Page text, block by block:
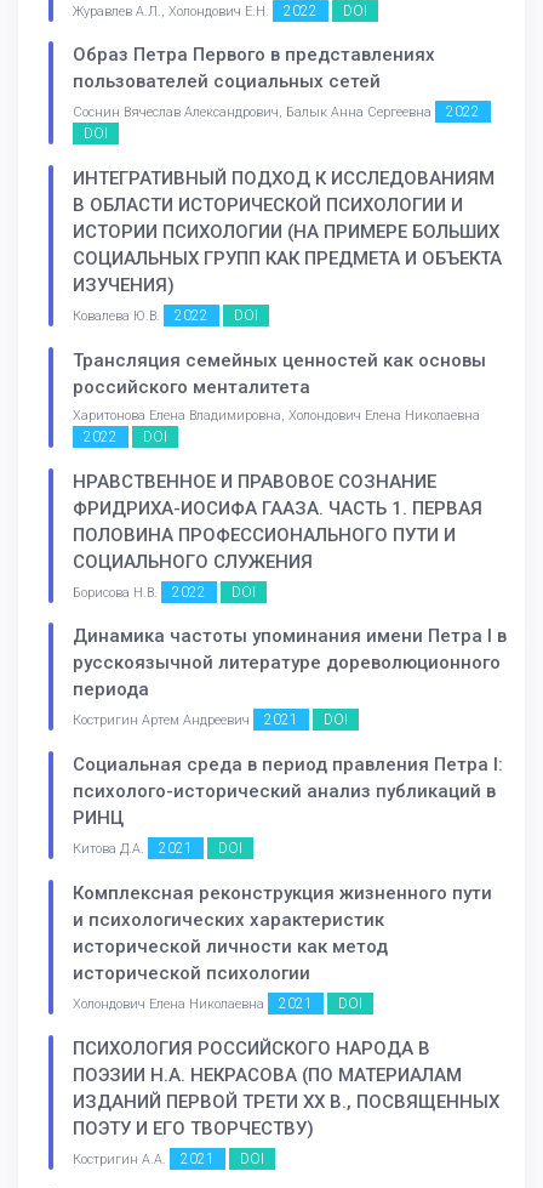
Журавлев А.Л., Холондович Е.Н. 2022 DOI
Образ Петра Первого в представлениях
пользователей социальных сетей
Соснин Вячеслав Александрович, Балык Анна Сергеевна
2022
DOI
ИНТЕГРАТИВНЫЙ ПОДХОД К ИССЛЕДОВАНИЯМ
В ОБЛАСТИ ИСТОРИЧЕСКОЙ ПСИХОЛОГИИ И
ИСТОРИИ ПСИХОЛОГИИ (НА ПРИМЕРЕ БОЛЬШИХ
СОЦИАЛЬНЫХ ГРУПП КАК ПРЕДМЕТА И ОБЪЕКТА
ИЗУЧЕНИЯ)
Ковалева Ю.В. 2022 DOI
Трансляция семейных ценностей как основы
российского менталитета
Харитонова Елена Владимировна, Холондович Елена Николаевна
2022 DOI
НРАВСТВЕННОЕ И ПРАВОВОЕ СОЗНАНИЕ
ФРИДРИХА-ИОСИФА ГААЗА. ЧАСТЬ 1. ПЕРВАЯ
ПОЛОВИНА ПРОФЕССИОНАЛЬНОГО ПУТИ И
СОЦИАЛЬНОГО СЛУЖЕНИЯ
Борисова Н.В. 2022 DOI
Динамика частоты упоминания имени Петра I в
русскоязычной литературе дореволюционного
периода
Костригин Артем Андреевич 2021 DOI
Социальная среда в период правления Петра I:
психолого-исторический анализ публикаций в
РИНЦ
Китова Д.А. 2021 DOI
Комплексная реконструкция жизненного пути
и психологических характеристик
исторической личности как метод
исторической психологии
Холондович Елена Николаевна 2021 DOI
ПСИХОЛОГИЯ РОССИЙСКОГО НАРОДА В
ПОЭЗИИ Н.А. НЕКРАСОВА (ПО МАТЕРИАЛАМ
ИЗДАНИЙ ПЕРВОЙ ТРЕТИ XX В., ПОСВЯЩЕННЫХ
ПОЭТУ И ЕГО ТВОРЧЕСТВУ)
Костригин А.А. 2021 DOI